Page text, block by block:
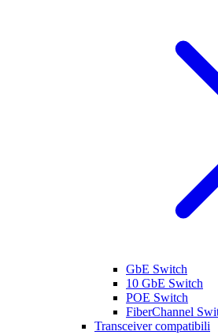
GbE Switch
10 GbE Switch
POE Switch
FiberChannel
Transceiver compatibili